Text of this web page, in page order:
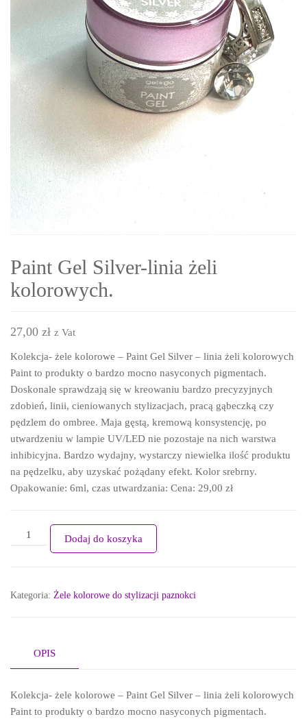
Paint Gel Silver-linia żeli
kolorowych.
27,00 zł z Vat
Kolekcja- żele kolorowe – Paint Gel Silver – linia żeli kolorowych
Paint to produkty o bardzo mocno nasyconych pigmentach.
Doskonale sprawdzają się w kreowaniu bardzo precyzyjnych
zdobień, linii, cieniowanych stylizacjach, pracą gąbeczką czy
pędzlem do ombree. Maja gęstą, kremową konsystencję, po
utwardzeniu w lampie UV/LED nie pozostaje na nich warstwa
inhibicyjna. Bardzo wydajny, wystarczy niewielka ilość produktu
na pędzelku, aby uzyskać pożądany efekt. Kolor srebrny.
Opakowanie: 6ml, czas utwardzania: Cena: 29,00 zł
Dodaj do koszyka
Kategoria: Żele kolorowe do stylizacji paznokci
OPIS
Kolekcja- żele kolorowe – Paint Gel Silver – linia żeli kolorowych
Paint to produkty o bardzo mocno nasyconych pigmentach.